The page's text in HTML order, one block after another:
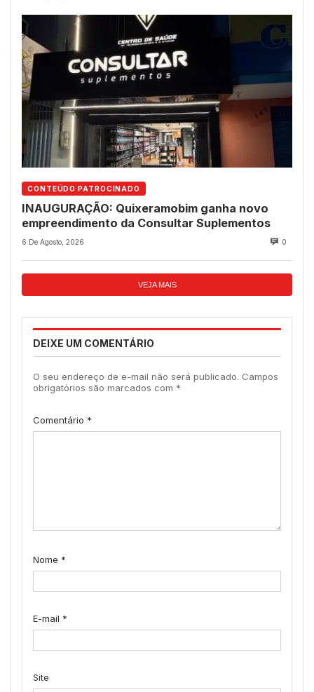
CONTEÚDO PATROCINADO
INAUGURAÇÃO: Quixeramobim ganha novo
empreendimento da Consultar Suplementos
6 De Agosto, 2026 0
VEJA MAIS
DEIXE UM COMENTÁRIO
O seu endereço de e-mail não será publicado. Campos
obrigatórios são marcados com *
Comentário *
Nome *
E-mail *
Site